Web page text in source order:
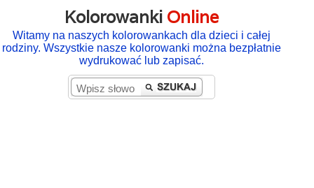
Kolorowanki Online
Witamy na naszych kolorowankach dla dzieci i całej
rodziny. Wszystkie nasze kolorowanki można bezpłatnie
wydrukować lub zapisać.